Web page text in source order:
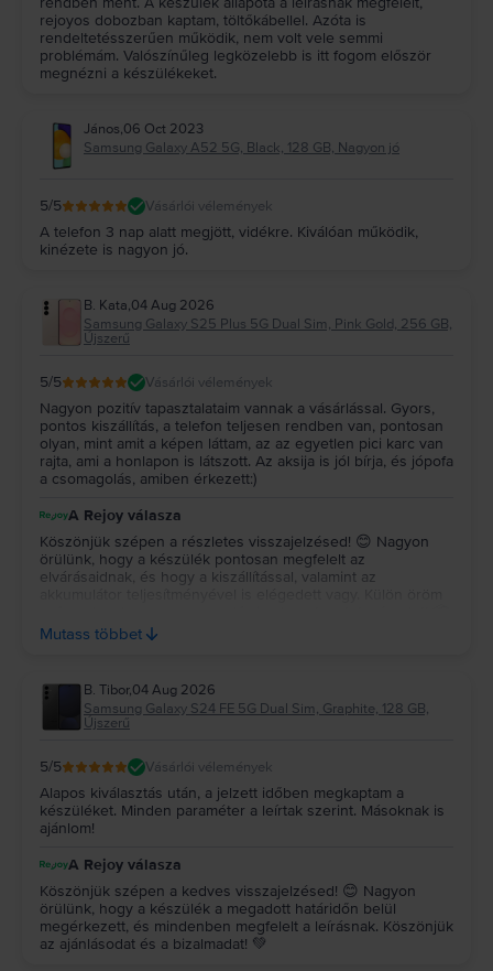
rejoyos dobozban kaptam, töltőkábellel. Azóta is
rendeltetésszerűen működik, nem volt vele semmi
problémám. Valószínűleg legközelebb is itt fogom először
megnézni a készülékeket.
János,06 Oct 2023
Samsung Galaxy A52 5G, Black, 128 GB, Nagyon jó
5/5 Vásárlói vélemények
A telefon 3 nap alatt megjött, vidékre. Kiválóan működik,
kinézete is nagyon jó.
B. Kata,04 Aug 2026
Samsung Galaxy S25 Plus 5G Dual Sim, Pink Gold, 256 GB,
Újszerű
5/5 Vásárlói vélemények
Nagyon pozitív tapasztalataim vannak a vásárlással. Gyors,
pontos kiszállítás, a telefon teljesen rendben van, pontosan
olyan, mint amit a képen láttam, az az egyetlen pici karc van
rajta, ami a honlapon is látszott. Az aksija is jól bírja, és jópofa
a csomagolás, amiben érkezett:)
A Rejoy válasza
Köszönjük szépen a részletes visszajelzésed! 😊 Nagyon
örülünk, hogy a készülék pontosan megfelelt az
elvárásaidnak, és hogy a kiszállítással, valamint az
✨ Köszönjük a bizalmadat és az ajánlásodat, kívánunk sok
Mutass többet
B. Tibor,04 Aug 2026
Samsung Galaxy S24 FE 5G Dual Sim, Graphite, 128 GB,
Újszerű
5/5 Vásárlói vélemények
Alapos kiválasztás után, a jelzett időben megkaptam a
készüléket. Minden paraméter a leírtak szerint. Másoknak is
ajánlom!
A Rejoy válasza
Köszönjük szépen a kedves visszajelzésed! 😊 Nagyon
örülünk, hogy a készülék a megadott határidőn belül
megérkezett, és mindenben megfelelt a leírásnak. Köszönjük
az ajánlásodat és a bizalmadat! 💚